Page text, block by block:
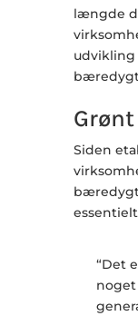
længde
udvikling
Siden
“Det